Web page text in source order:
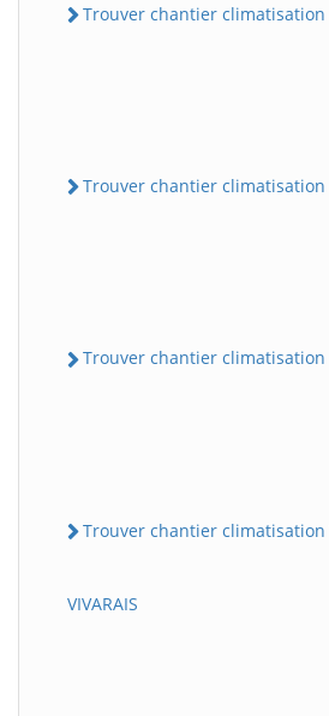
Trouver chantier climatisation
Trouver chantier climatisation
Trouver chantier climatisation
Trouver chantier climatisation
VIVARAIS